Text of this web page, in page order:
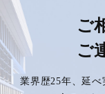
ビ
ゲ
ご
ご
業界歴25年、延